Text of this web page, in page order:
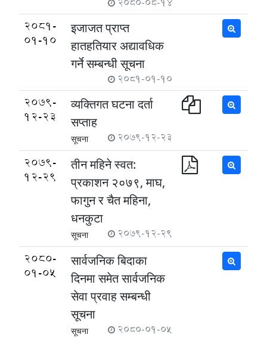
2081-
01-10
इजाजत प्राप्त
हातहतियार अद्यावधिक
गर्ने सम्बन्धी सूचना
2081-01-10
2079-
12-23
व्यक्तिगत घटना दर्ता
सप्ताह
सूचना 2079-12-23
2079-
12-29
तीन महिने स्वत:
प्रकाशन २०७९, माघ,
फागुन र चैत महिना,
धनकुटा
सूचना 2079-12-29
2080-
01-05
सार्वजनिक बिदाका
दिनमा समेत सार्वजनिक
सेवा प्रवाह सम्बन्धी
सूचना
सूचना 2080-01-05